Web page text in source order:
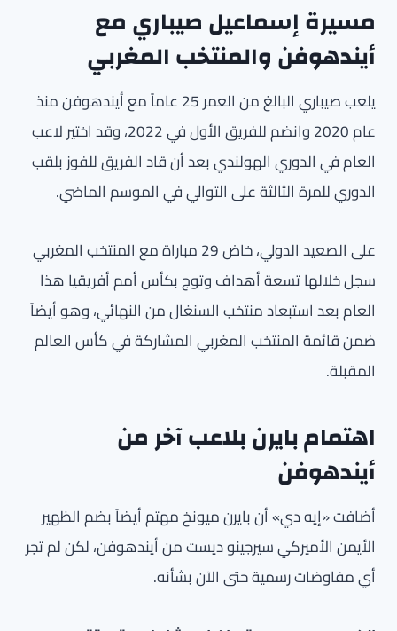
مسيرة إسماعيل صيباري مع
أيندهوفن والمنتخب المغربي
يلعب صيباري البالغ من العمر 25 عاماً مع أيندهوفن منذ
عام 2020 وانضم للفريق الأول في 2022، وقد اختير لاعب
العام في الدوري الهولندي بعد أن قاد الفريق للفوز بلقب
الدوري للمرة الثالثة على التوالي في الموسم الماضي.
على الصعيد الدولي، خاض 29 مباراة مع المنتخب المغربي
سجل خلالها تسعة أهداف وتوج بكأس أمم أفريقيا هذا
العام بعد استبعاد منتخب السنغال من النهائي، وهو أيضاً
ضمن قائمة المنتخب المغربي المشاركة في كأس العالم
المقبلة.
اهتمام بايرن بلاعب آخر من
أيندهوفن
أضافت «إيه دي» أن بايرن ميونخ مهتم أيضاً بضم الظهير
الأيمن الأميركي سيرجينو ديست من أيندهوفن، لكن لم تجر
أي مفاوضات رسمية حتى الآن بشأنه.